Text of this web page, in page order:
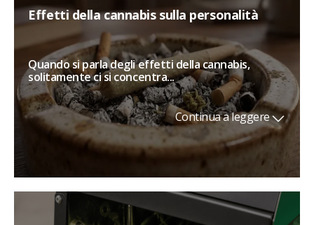
Effetti della cannabis sulla personalità
Quando si parla degli effetti della cannabis,
solitamente ci si concentra...
Continua a leggere